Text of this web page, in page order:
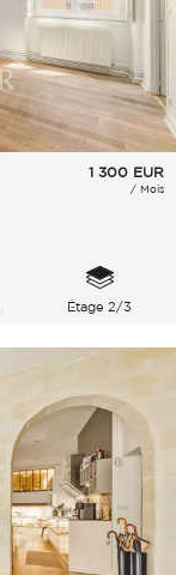
1 300 EUR
/ Mois
Étage 2/3